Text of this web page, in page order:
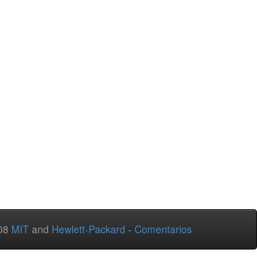
MIT and Hewlett-Packard - Comentarios